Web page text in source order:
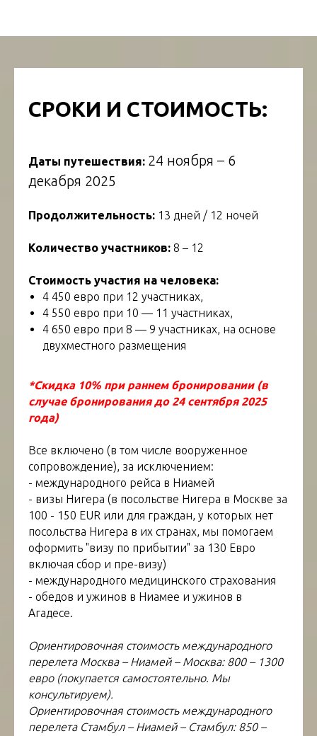
СРОКИ И СТОИМОСТЬ:
Даты путешествия: 24 ноября – 6
декабря 2025
Продолжительность: 13 дней / 12 ночей
Количество участников: 8 – 12
Стоимость участия на человека:
4 450 евро при 12 участниках,
4 550 евро при 10 — 11 участниках,
4 650 евро при 8 — 9 участниках, на основе
двухместного размещения
*Скидка 10% при раннем бронировании (в
случае бронирования до 24 сентября 2025
года)
Все включено (в том числе вооруженное
сопровождение), за исключением:
- международного рейса в Ниамей
- визы Нигера (в посольстве Нигера в Москве за
100 - 150 EUR или для граждан, у которых нет
посольства Нигера в их странах, мы помогаем
оформить "визу по прибытии" за 130 Евро
включая сбор и пре-визу)
- международного медицинского страхования
- обедов и ужинов в Ниамее и ужинов в
Агадесе.
Ориентировочная стоимость международного
перелета Москва – Ниамей – Москва: 800 – 1300
евро (покупается самостоятельно. Мы
консультируем).
Ориентировочная стоимость международного
перелета Стамбул – Ниамей – Стамбул: 850 –